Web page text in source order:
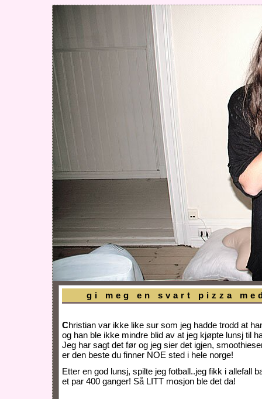
gi meg en svart pizza
Christian var ikke like sur som jeg hadde trodd at
og han ble ikke mindre blid av at jeg kjøpte lunsj til
Jeg har sagt det før og jeg sier det igjen,
er den beste du finner NOE sted i hele norge!
Etter en god lunsj, spilte jeg fotball..jeg fikk i allefall
et par 400 ganger! Så LITT mosjon ble det da!